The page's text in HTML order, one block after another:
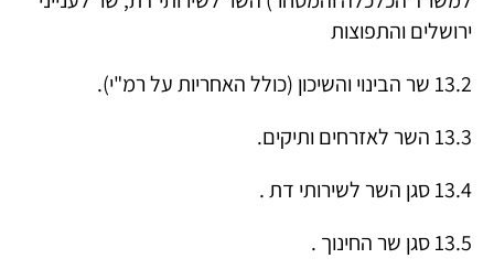
ירושלים והתפוצות
13.2 שר הבינוי והשיכון (כולל האחריות על רמ"י).
13.3 השר לאזרחים ותיקים.
13.4 סגן השר לשירותי דת .
13.5 סגן שר החינוך .